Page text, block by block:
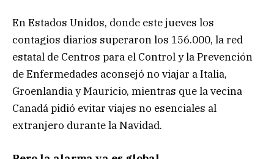
En Estados Unidos, donde este jueves los
contagios diarios superaron los 156.000, la red
estatal de Centros para el Control y la Prevención
de Enfermedades aconsejó no viajar a Italia,
Groenlandia y Mauricio, mientras que la vecina
Canadá pidió evitar viajes no esenciales al
extranjero durante la Navidad.